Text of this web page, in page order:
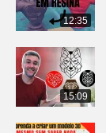
12:35
15:09